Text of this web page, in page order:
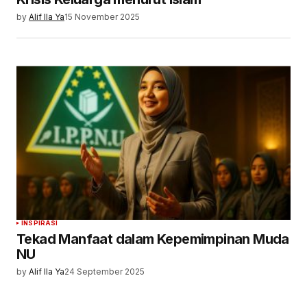
by Alif Ila Ya15 November 2025
INSPIRASI
Tekad Manfaat dalam Kepemimpinan Muda
NU
by Alif Ila Ya24 September 2025